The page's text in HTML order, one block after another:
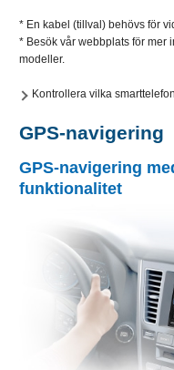
* En kabel (tillval) behövs för
* Besök vår webbplats för mer
modeller.
Kontrollera vilka
GPS-navigering
GPS-navigering
funktionalitet